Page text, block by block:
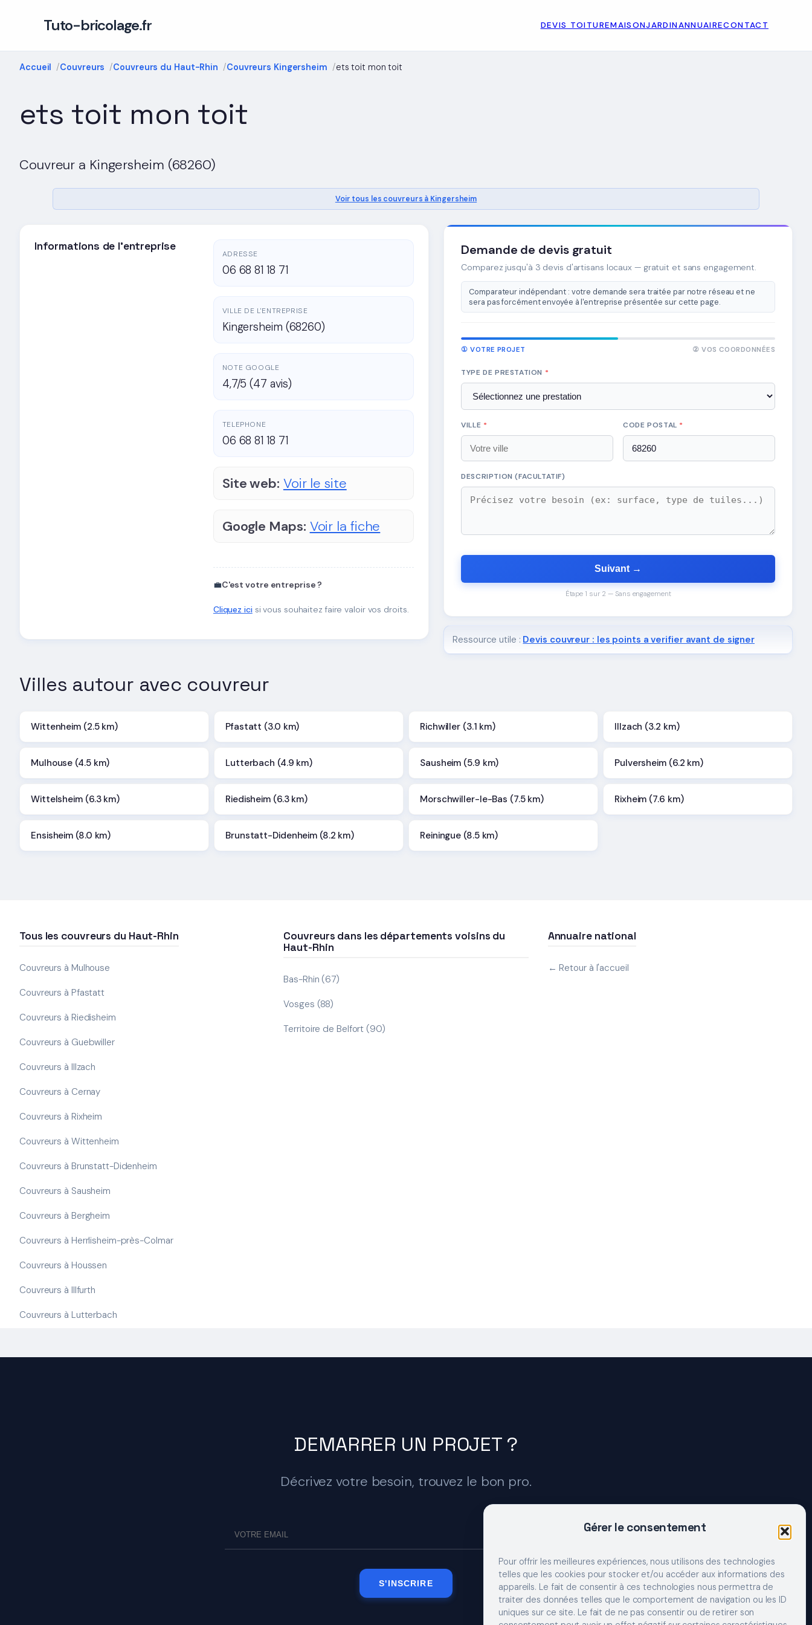
Gérer le consentement
Pour offrir les meilleures expériences, nous utilisons des technologies
telles que les cookies pour stocker et/ou accéder aux informations des
appareils. Le fait de consentir à ces technologies nous permettra de
traiter des données telles que le comportement de navigation ou les ID
uniques sur ce site. Le fait de ne pas consentir ou de retirer son
Tuto-bricolage.fr DEVIS TOITUREMAISONJARDINANNUAIRECONTACT
Accueil Couvreurs Couvreurs du Haut-Rhin Couvreurs Kingersheim ets toit mon toit
ets toit mon toit
Couvreur a Kingersheim (68260)
Voir tous les couvreurs à Kingersheim
Informations de l'entreprise
ADRESSE
06 68 81 18 71
VILLE DE L'ENTREPRISE
Kingersheim (68260)
NOTE GOOGLE
4,7/5 (47 avis)
TELEPHONE
06 68 81 18 71
Site web: Voir le site
Google Maps: Voir la fiche
💼C'est votre entreprise ?
Cliquez icisi vous souhaitez faire valoir vos droits.
Demande de devis gratuit
Comparez jusqu'à 3 devis d'artisans locaux — gratuit et sans engagement.
Comparateur indépendant : votre demande sera traitée par notre réseau et ne
sera pas forcément envoyée à l'entreprise présentée sur cette page.
① VOTRE PROJET ② VOS COORDONNÉES
TYPE DE PRESTATION *
VILLE * CODE POSTAL *
DESCRIPTION (FACULTATIF)
Suivant →
Étape 1 sur 2 — Sans engagement
Ressource utile : Devis couvreur : les points a verifier avant de signer
Villes autour avec couvreur
Wittenheim (2.5 km) Pfastatt (3.0 km) Richwiller (3.1 km) Illzach (3.2 km)
Mulhouse (4.5 km) Lutterbach (4.9 km) Sausheim (5.9 km) Pulversheim (6.2 km)
Wittelsheim (6.3 km) Riedisheim (6.3 km) Morschwiller-le-Bas (7.5 km) Rixheim (7.6 km)
Ensisheim (8.0 km) Brunstatt-Didenheim (8.2 km) Reiningue (8.5 km)
Tous les couvreurs du Haut-Rhin
Couvreurs à Mulhouse
Couvreurs à Pfastatt
Couvreurs à Riedisheim
Couvreurs à Guebwiller
Couvreurs à Illzach
Couvreurs à Cernay
Couvreurs à Rixheim
Couvreurs à Wittenheim
Couvreurs à Brunstatt-Didenheim
Couvreurs à Sausheim
Couvreurs à Bergheim
Couvreurs à Herrlisheim-près-Colmar
Couvreurs à Houssen
Couvreurs à Illfurth
Couvreurs à Lutterbach
Couvreurs dans les départements voisins du
Haut-Rhin
Bas-Rhin (67)
Vosges (88)
Territoire de Belfort (90)
Annuaire national
← Retour à l'accueil
DEMARRER UN PROJET ?
Décrivez votre besoin, trouvez le bon pro.
S'INSCRIRE